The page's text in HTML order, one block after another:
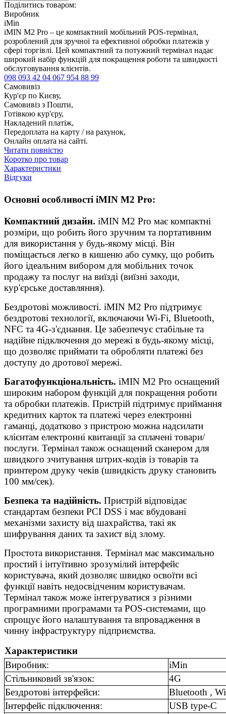
Поділитись товаром:
Виробник
iMin
iMIN M2 Pro – це компактний мобільний POS-термінал,
розроблений для зручної та ефективної обробки платежів у
сфері торгівлі. Цей компактний та потужний термінал надає
широкий набір функцій для покращення роботи та швидкості
обслуговування клієнтів.
098 093 42 04 067 954 88 99
Самовивіз
Кур'єр по Києву,
Самовивіз з Пошти,
Готівкою кур'єру,
Накладений платіж,
Передоплата на карту / на рахунок,
Онлайн оплата на сайті.
Читати повністю
Коротко про товар
Характеристики
Відгуки
Основні особливості iMIN M2 Pro:
Компактний дизайн. iMIN M2 Pro має компактні
розміри, що робить його зручним та портативним
для використання у будь-якому місці. Він
поміщається легко в кишеню або сумку, що робить
його ідеальним вибором для мобільних точок
продажу та послуг на виїзді (виїзні заходи,
кур'єрське доставляння).
Бездротові можливості. iMIN M2 Pro підтримує
бездротові технології, включаючи Wi-Fi, Bluetooth,
NFC та 4G-з'єднання. Це забезпечує стабільне та
надійне підключення до мережі в будь-якому місці,
що дозволяє приймати та обробляти платежі без
доступу до дротової мережі.
Багатофункціональність. iMIN M2 Pro оснащений
широким набором функцій для покращення роботи
та обробки платежів. Пристрій підтримує приймання
кредитних карток та платежі через електронні
гаманці, додатково з пристрою можна надсилати
клієнтам електронні квитанції за сплачені товари/
послуги. Термінал також оснащений сканером для
швидкого зчитування штрих-кодів із товарів та
принтером друку чеків (швидкість друку становить
100 мм/сек).
Безпека та надійність. Пристрій відповідає
стандартам безпеки PCI DSS і має вбудовані
механізми захисту від шахрайства, такі як
шифрування даних та захист від злому.
Простота використання. Термінал має максимально
простий і інтуїтивно зрозумілий інтерфейс
користувача, який дозволяє швидко освоїти всі
функції навіть недосвідченим користувачам.
Термінал також може інтегруватися з різними
програмними програмами та POS-системами, що
спрощує його налаштування та впровадження в
чинну інфраструктуру підприємства.
Характеристики
Виробник:
iMin
Стільниковий зв'язок:
4G
Бездротові інтерфейси:
Bluetooth ,
Інтерфейс підключення:
USB type-C